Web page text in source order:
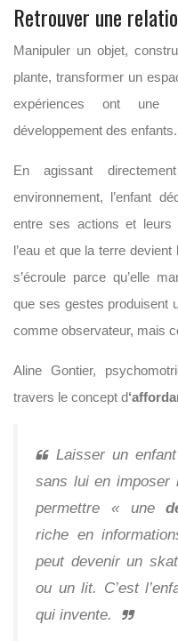
Retrouver une
Manipuler un objet,
plante, transformer un
expériences ont une
développement des enfants.
En agissant
environnement, l’enfant
entre ses actions et leurs
l’eau et que la terre
s’écroule parce qu’elle
que ses gestes produisent
comme observateur, mais
Aline Gontier,
travers le concept d
Laisser un
sans lui en imposer
permettre « une
riche en
peut devenir un
ou un lit. C’est
qui invente.